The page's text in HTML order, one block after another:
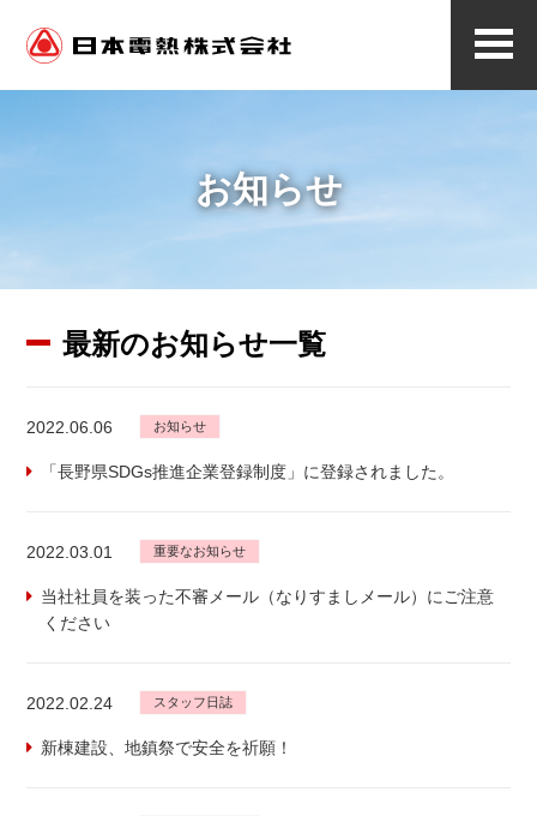
メ
ニ
お知らせ
最新のお知らせ一覧
2022.06.06 お知らせ
「長野県SDGs推進企業登録制度」に登録されました。
2022.03.01 重要なお知らせ
当社社員を装った不審メール（なりすましメール）にご注意
ください
2022.02.24 スタッフ日誌
新棟建設、地鎮祭で安全を祈願！